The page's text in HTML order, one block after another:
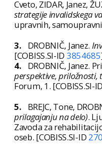
Cveto, ZIDAR, Janez,
strategije invalidskega
upravnih,
3.
DROBNIČ, Janez.
[COBISS.SI-ID 3854685
4.
DROBNIČ, Janez.
perspektive, priložnosti,
Forum, 1. [COBISS.SI-ID
5.
BREJC, Tone,
prilagajanju na delo).
Zavoda za
oseb. [COBISS.SI-ID